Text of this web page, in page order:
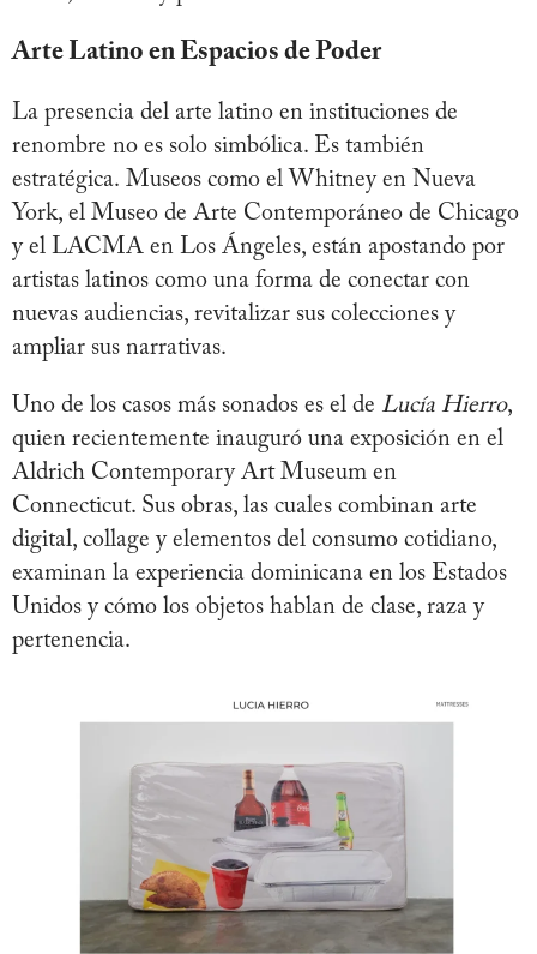
Arte Latino en Espacios de Poder
La presencia del arte latino en instituciones de
renombre no es solo simbólica. Es también
estratégica. Museos como el Whitney en Nueva
York, el Museo de Arte Contemporáneo de Chicago
y el LACMA en Los Ángeles, están apostando por
artistas latinos como una forma de conectar con
nuevas audiencias, revitalizar sus colecciones y
ampliar sus narrativas.
Uno de los casos más sonados es el de Lucía Hierro,
quien recientemente inauguró una exposición en el
Aldrich Contemporary Art Museum en
Connecticut. Sus obras, las cuales combinan arte
digital, collage y elementos del consumo cotidiano,
examinan la experiencia dominicana en los Estados
Unidos y cómo los objetos hablan de clase, raza y
pertenencia.